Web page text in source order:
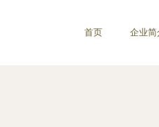
首页 企业简